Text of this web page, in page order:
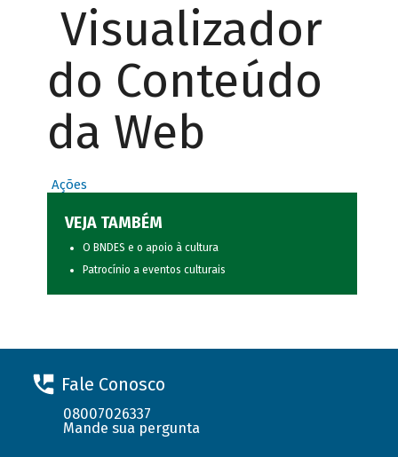
Visualizador
do Conteúdo
da Web
Ações
VEJA TAMBÉM
O BNDES e o apoio à cultura
Patrocínio a eventos culturais
Fale Conosco
08007026337
Mande sua pergunta